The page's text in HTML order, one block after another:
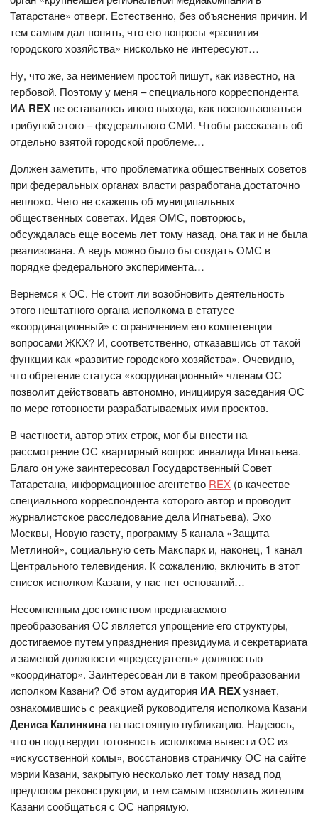
Татарстане» отверг. Естественно, без объяснения причин. И
тем самым дал понять, что его вопросы «развития
городского хозяйства» нисколько не интересуют…
Ну, что же, за неимением простой пишут, как известно, на
гербовой. Поэтому у меня – специального корреспондента
ИА REX не оставалось иного выхода, как воспользоваться
трибуной этого – федерального СМИ. Чтобы рассказать об
отдельно взятой городской проблеме…
Должен заметить, что проблематика общественных советов
при федеральных органах власти разработана достаточно
неплохо. Чего не скажешь об муниципальных
общественных советах. Идея ОМС, повторюсь,
обсуждалась еще восемь лет тому назад, она так и не была
реализована. А ведь можно было бы создать ОМС в
порядке федерального эксперимента…
Вернемся к ОС. Не стоит ли возобновить деятельность
этого нештатного органа исполкома в статусе
«координационный» с ограничением его компетенции
вопросами ЖКХ? И, соответственно, отказавшись от такой
функции как «развитие городского хозяйства». Очевидно,
что обретение статуса «координационный» членам ОС
позволит действовать автономно, инициируя заседания ОС
по мере готовности разрабатываемых ими проектов.
В частности, автор этих строк, мог бы внести на
рассмотрение ОС квартирный вопрос инвалида Игнатьева.
Благо он уже заинтересовал Государственный Совет
Татарстана, информационное агентство REX (в качестве
специального корреспондента которого автор и проводит
журналистское расследование дела Игнатьева), Эхо
Москвы, Новую газету, программу 5 канала «Защита
Метлиной», социальную сеть Макспарк и, наконец, 1 канал
Центрального телевидения. К сожалению, включить в этот
список исполком Казани, у нас нет оснований…
Несомненным достоинством предлагаемого
преобразования ОС является упрощение его структуры,
достигаемое путем упразднения президиума и секретариата
и заменой должности «председатель» должностью
«координатор». Заинтересован ли в таком преобразовании
исполком Казани? Об этом аудитория ИА REXузнает,
ознакомившись с реакцией руководителя исполкома Казани
Дениса Калинкинана настоящую публикацию. Надеюсь,
что он подтвердит готовность исполкома вывести ОС из
«искусственной комы», восстановив страничку ОС на сайте
мэрии Казани, закрытую несколько лет тому назад под
предлогом реконструкции, и тем самым позволить жителям
Казани сообщаться с ОС напрямую.